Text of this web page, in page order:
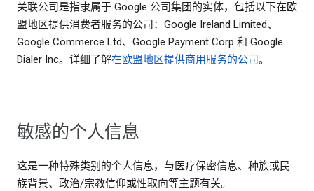
关联公司是指隶属于 Google 公司集团的实体，包括以下在欧
盟地区提供消费者服务的公司：Google Ireland Limited、
Google Commerce Ltd、Google Payment Corp 和 Google
Dialer Inc。详细了解在欧盟地区提供商用服务的公司。
敏感的个人信息
这是一种特殊类别的个人信息，与医疗保密信息、种族或民
族背景、政治/宗教信仰或性取向等主题有关。